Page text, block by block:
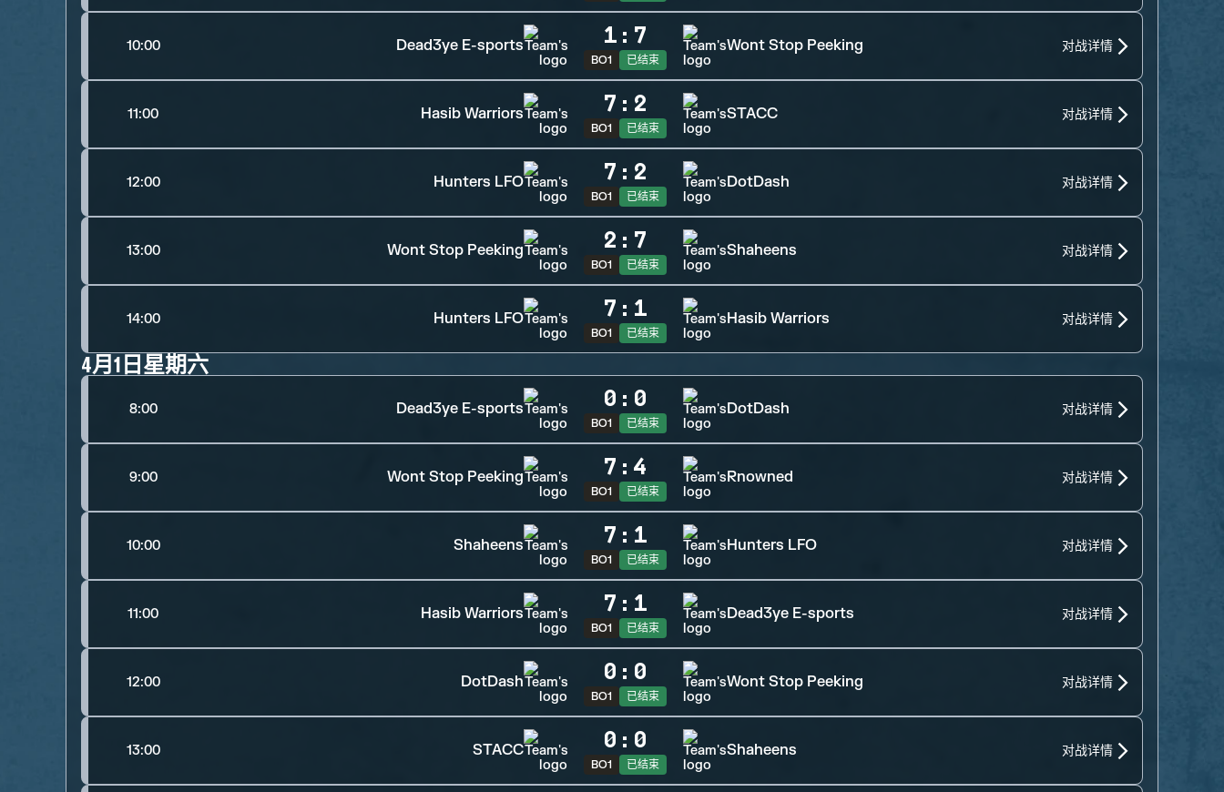
10:00 Dead3ye E-sports 1 : 7
BO1 已结束
Wont Stop Peeking 对战详情
11:00 Hasib Warriors 7 : 2
BO1 已结束
STACC 对战详情
12:00 Hunters LFO 7 : 2
BO1 已结束
DotDash 对战详情
13:00 Wont Stop Peeking 2 : 7
BO1 已结束
Shaheens 对战详情
14:00 Hunters LFO 7 : 1
BO1 已结束
Hasib Warriors 对战详情
4月1日星期六
8:00 Dead3ye E-sports 0 : 0
BO1 已结束
DotDash 对战详情
9:00 Wont Stop Peeking 7 : 4
BO1 已结束
Rnowned 对战详情
10:00 Shaheens 7 : 1
BO1 已结束
Hunters LFO 对战详情
11:00 Hasib Warriors 7 : 1
BO1 已结束
Dead3ye E-sports 对战详情
12:00 DotDash 0 : 0
BO1 已结束
Wont Stop Peeking 对战详情
13:00 STACC 0 : 0
BO1 已结束
Shaheens 对战详情